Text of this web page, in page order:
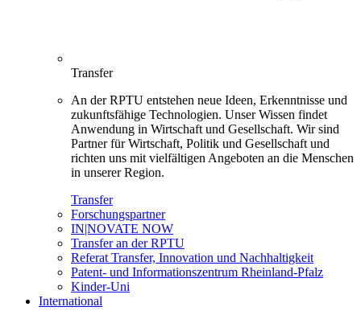
Transfer
An der RPTU entstehen neue Ideen, Erkenntnisse und
zukunftsfähige Technologien. Unser Wissen findet
Anwendung in Wirtschaft und Gesellschaft. Wir sind
Partner für Wirtschaft, Politik und Gesellschaft und
richten uns mit vielfältigen Angeboten an die Menschen
in unserer Region.
Transfer
Forschungspartner
IN|NOVATE NOW
Transfer an der RPTU
Referat Transfer, Innovation und Nachhaltigkeit
Patent- und Informationszentrum Rheinland-Pfalz
Kinder-Uni
International